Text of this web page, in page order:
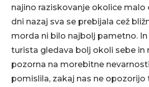
najino raziskovanje okolice malo
dni nazaj sva se prebijala cež
morda ni bilo najbolj pametno.
turista gledava bolj okoli sebe in
pozorna na morebitne
pomislila, zakaj nas ne opozorijo